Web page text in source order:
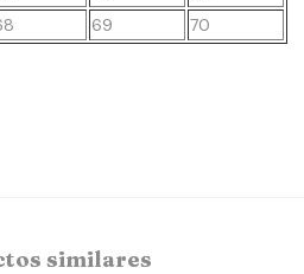
69 70
similares